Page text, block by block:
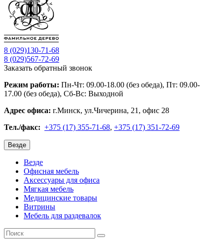
8 (029)130-71-68
8 (029)567-72-69
Заказать обратный звонок
Режим работы: Пн-Чт: 09.00-18.00 (без обеда), Пт: 09.00-
17.00 (без обеда), Сб-Вс: Выходной
Адрес офиса: г.Минск, ул.Чичерина, 21, офис 28
Тел./факс: +375 (17) 355-71-68, +375 (17) 351-72-69
Везде
Везде
Офисная мебель
Аксессуары для офиса
Мягкая мебель
Медицинские товары
Витрины
Мебель для раздевалок